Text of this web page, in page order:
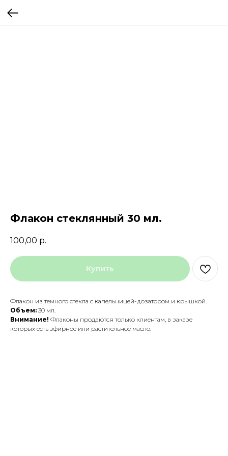
Флакон стеклянный 30 мл.
100,00 р.
Купить
Флакон из темного стекла с капельницей-дозатором и крышкой.
Объем: 30 мл.
Внимание! Флаконы продаются только клиентам, в заказе
которых есть эфирное или растительное масло.